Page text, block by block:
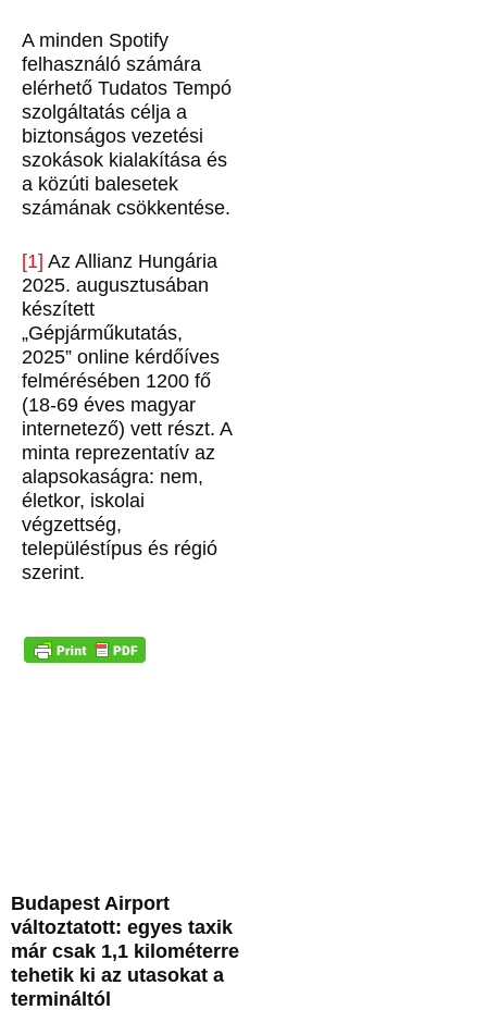
A minden Spotify
felhasználó számára
elérhető Tudatos Tempó
szolgáltatás célja a
biztonságos vezetési
szokások kialakítása és
a közúti balesetek
számának csökkentése.
[1] Az Allianz Hungária
2025. augusztusában
készített
„Gépjárműkutatás,
2025” online kérdőíves
felmérésében 1200 fő
(18-69 éves magyar
internetező) vett részt. A
minta reprezentatív az
alapsokaságra: nem,
életkor, iskolai
végzettség,
településtípus és régió
szerint.
Budapest Airport
változtatott: egyes taxik
már csak 1,1 kilométerre
tehetik ki az utasokat a
termináltól